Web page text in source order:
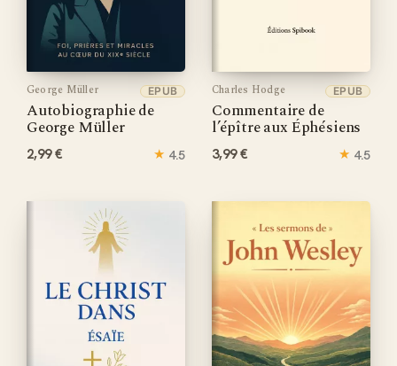
George Müller
Autobiographie de
George Müller
EPUB
2,99 € ★ 4.5
Charles Hodge
Commentaire de
l’épître aux Éphésiens
EPUB
3,99 € ★ 4.5